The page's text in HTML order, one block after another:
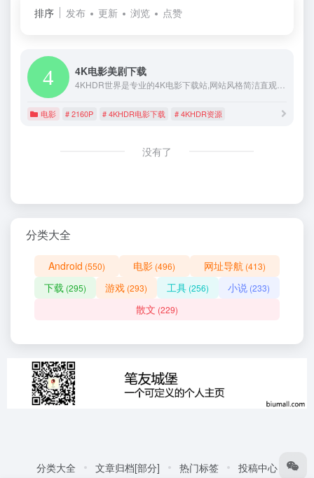
排序 发布 更新 浏览 点赞
4K电影美剧下载
电影 # 2160P # 4KHDR电影下载 # 4KHDR资源
没有了
分类大全
Android (550) 电影 (496) 网址导航 (413)
下载 (295) 游戏 (293) 工具(256) 小说 (233)
散文 (229)
分类大全 文章归档[部分] 热门标签 投稿中心